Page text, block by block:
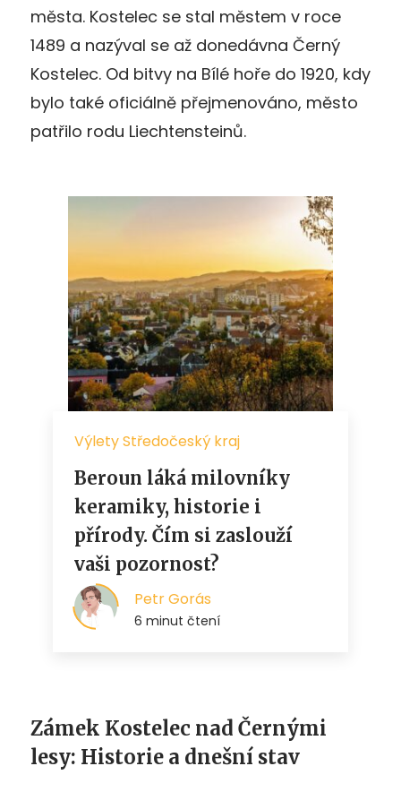
města. Kostelec se stal městem v roce
1489 a nazýval se až donedávna Černý
Kostelec. Od bitvy na Bílé hoře do 1920, kdy
bylo také oficiálně přejmenováno, město
patřilo rodu Liechtensteinů.
Zámek Kostelec nad Černými
lesy: Historie a dnešní stav